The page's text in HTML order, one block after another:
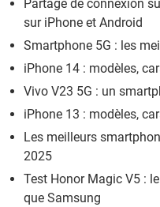
Partage de connexion
sur iPhone et Android
Smartphone 5G : les
iPhone 14 : modèles,
Vivo V23 5G : un
iPhone 13 : modèles,
Les meilleurs
2025
Test Honor Magic V5 :
que Samsung